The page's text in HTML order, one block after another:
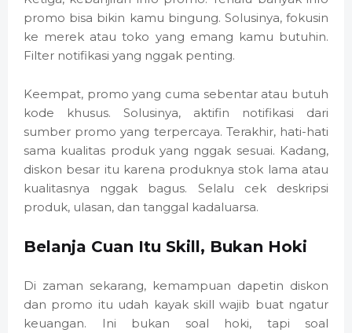
promo bisa bikin kamu bingung. Solusinya, fokusin
ke merek atau toko yang emang kamu butuhin.
Filter notifikasi yang nggak penting.
Keempat, promo yang cuma sebentar atau butuh
kode khusus. Solusinya, aktifin notifikasi dari
sumber promo yang terpercaya. Terakhir, hati-hati
sama kualitas produk yang nggak sesuai. Kadang,
diskon besar itu karena produknya stok lama atau
kualitasnya nggak bagus. Selalu cek deskripsi
produk, ulasan, dan tanggal kadaluarsa.
Belanja Cuan Itu Skill, Bukan Hoki
Di zaman sekarang, kemampuan dapetin diskon
dan promo itu udah kayak skill wajib buat ngatur
keuangan. Ini bukan soal hoki, tapi soal